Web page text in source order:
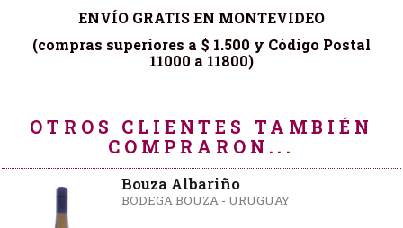
ENVÍO GRATIS EN MONTEVIDEO
(compras superiores a $ 1.500 y Código Postal
11000 a 11800)
OTROS CLIENTES TAMBIÉN
COMPRARON...
Bouza Albariño
BODEGA BOUZA - URUGUAY